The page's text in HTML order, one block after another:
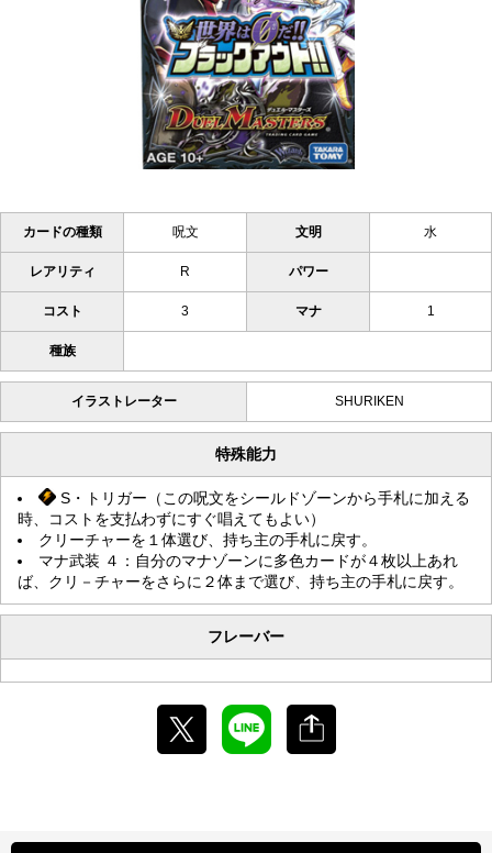
カードの種類 呪文 文明 水
レアリティ R パワー
コスト 3 マナ 1
種族
イラストレーター SHURIKEN
特殊能力
S・トリガー（この呪文をシールドゾーンから手札に加える
時、コストを支払わずにすぐ唱えてもよい）
クリーチャーを１体選び、持ち主の手札に戻す。
マナ武装 ４：自分のマナゾーンに多色カードが４枚以上あれ
ば、クリ－チャーをさらに２体まで選び、持ち主の手札に戻す。
フレーバー